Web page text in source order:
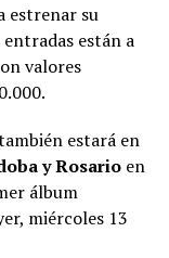
estrenar su
están a
valores
estará en
y Rosarioen
álbum
miércoles 13